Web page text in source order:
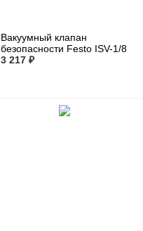
Вакуумный клапан
безопасности Festo ISV-1/8
3 217 ₽